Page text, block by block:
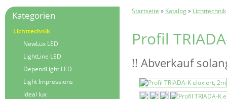
Startseite » Katalog» Lichttechnik
Profil
!! Abverkauf
Kategorien
Lichttechnik
NewLux LED
LightLine LED
DependLight LED
Light Impressions
ideal lux